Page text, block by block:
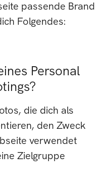
passende Brand
Folgendes:
Personal
die dich als
den Zweck
verwendet
Zielgruppe